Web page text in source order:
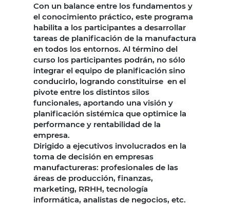
Con un balance entre los fundamentos y
el conocimiento práctico, este programa
habilita a los participantes a desarrollar
tareas de planificación de la manufactura
en todos los entornos. Al término del
curso los participantes podrán, no sólo
integrar el equipo de planificación sino
conducirlo, logrando constituirse en el
pivote entre los distintos silos
funcionales, aportando una visión y
planificación sistémica que optimice la
performance y rentabilidad de la
empresa.
Dirigido a ejecutivos involucrados en la
toma de decisión en empresas
manufactureras: profesionales de las
áreas de producción, finanzas,
marketing, RRHH, tecnología
informática, analistas de negocios, etc.